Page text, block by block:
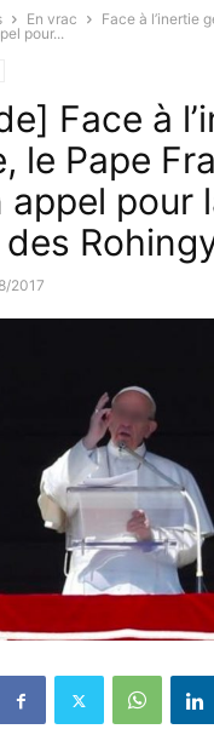
En vrac
Face à l’inertie
pour...
Face à
le Pape
appel pour
2017